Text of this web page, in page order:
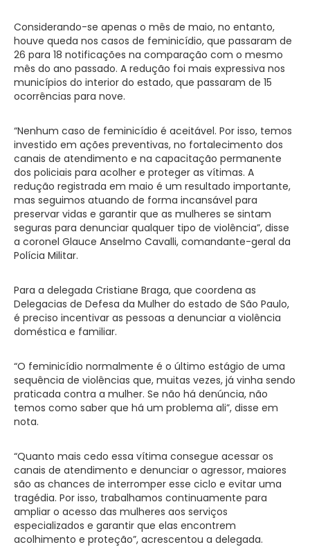
Considerando-se apenas o mês de maio, no entanto,
houve queda nos casos de feminicídio, que passaram de
26 para 18 notificações na comparação com o mesmo
mês do ano passado. A redução foi mais expressiva nos
municípios do interior do estado, que passaram de 15
ocorrências para nove.
“Nenhum caso de feminicídio é aceitável. Por isso, temos
investido em ações preventivas, no fortalecimento dos
canais de atendimento e na capacitação permanente
dos policiais para acolher e proteger as vítimas. A
redução registrada em maio é um resultado importante,
mas seguimos atuando de forma incansável para
preservar vidas e garantir que as mulheres se sintam
seguras para denunciar qualquer tipo de violência”, disse
a coronel Glauce Anselmo Cavalli, comandante-geral da
Polícia Militar.
Para a delegada Cristiane Braga, que coordena as
Delegacias de Defesa da Mulher do estado de São Paulo,
é preciso incentivar as pessoas a denunciar a violência
doméstica e familiar.
“O feminicídio normalmente é o último estágio de uma
sequência de violências que, muitas vezes, já vinha sendo
praticada contra a mulher. Se não há denúncia, não
temos como saber que há um problema ali”, disse em
nota.
“Quanto mais cedo essa vítima consegue acessar os
canais de atendimento e denunciar o agressor, maiores
são as chances de interromper esse ciclo e evitar uma
tragédia. Por isso, trabalhamos continuamente para
ampliar o acesso das mulheres aos serviços
especializados e garantir que elas encontrem
acolhimento e proteção”, acrescentou a delegada.